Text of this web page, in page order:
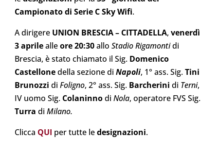
Campionato di Serie C Sky Wifi.
A dirigere UNION BRESCIA – CITTADELLA, venerdì
3 aprilealleore 20:30allo Stadio Rigamontidi
Brescia, è stato chiamato il Sig. Domenico
Castellonedella sezione di Napoli, 1° ass. Sig.Tini
Brunozzi di Foligno, 2° ass. Sig. Barcherini di Terni,
IV uomo Sig. Colaninnodi Nola, operatore FVS Sig.
Turra di Milano.
Clicca QUI per tutte ledesignazioni.